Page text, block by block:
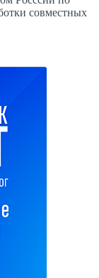
совместных